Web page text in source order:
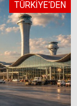
TÜRKİYE'DEN